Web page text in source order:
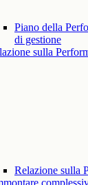
Piano della
di gestione
sulla
Relazione sulla